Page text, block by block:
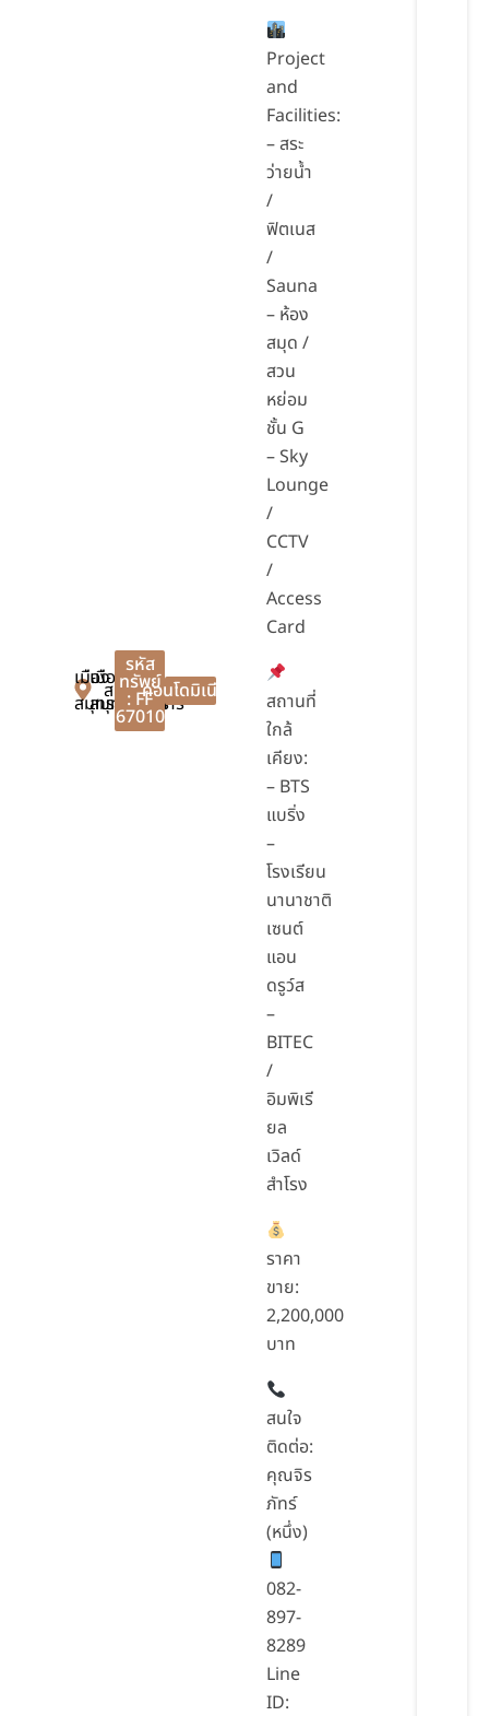
เมือง
สมุทรปราการ
เมือง
สมุทรปราการ
สมุทรปราการ
รหัส
ทรัพย์
: FF
67010
คอนโดมิเนียม
Project
and
Facilities:
– สระ
ว่ายน้ำ
/
ฟิตเนส
/
Sauna
– ห้อง
สมุด /
สวน
หย่อม
ชั้น G
– Sky
Lounge
/
CCTV
/
Access
Card
สถานที่
ใกล้
เคียง:
– BTS
แบริ่ง
–
โรงเรียน
นานาชาติ
เซนต์
แอน
ดรูว์ส
–
BITEC
/
อิมพิเรี
ยล
เวิลด์
สำโรง
ราคา
ขาย:
2,200,000
บาท
สนใจ
ติดต่อ:
คุณจิร
ภัทร์
(หนึ่ง)
082-
897-
8289
Line
ID: